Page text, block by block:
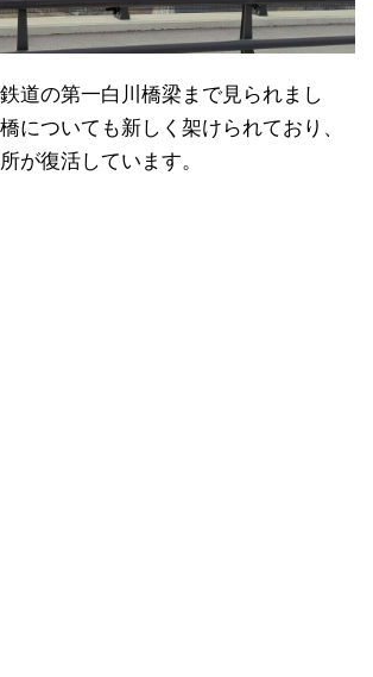
道の第一白川橋梁まで見られまし
についても新しく架けられており、
が復活しています。